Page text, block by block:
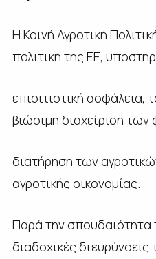
Η Κοινή Αγροτική
πολιτική της ΕΕ,
επισιτιστική ασφάλεια,
βιώσιμη διαχείριση
διατήρηση των
αγροτικής οικονομίας.
Παρά την
διαδοχικές διευρύνσεις